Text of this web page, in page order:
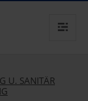
U. SANITÄR